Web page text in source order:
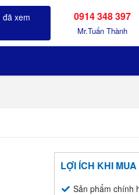
0914 348 397
Mr.Tuấn Thành
LỢI ÍCH KHI MUA
Sản phẩm chính